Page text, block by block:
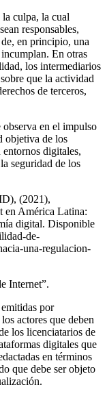
la culpa, la cual
responsables,
en principio, una
En otras
los intermediarios
que la actividad
de terceros,
en el impulso
objetiva de los
digitales,
seguridad de los
(2021),
en América Latina:
digital. Disponible
de-
una-regulacion-
Internet”.
por
actores que deben
los licenciatarios de
digitales que
en términos
que debe ser objeto